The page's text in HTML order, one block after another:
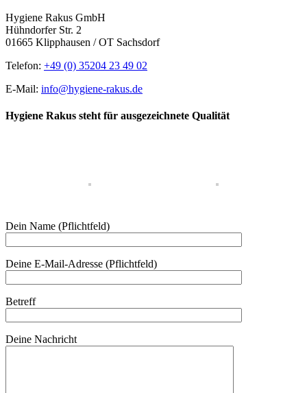
Hygiene Rakus GmbH
Hühndorfer Str. 2
01665 Klipphausen / OT Sachsdorf
Telefon: +49 (0) 35204 23 49 02
E-Mail: info@hygiene-rakus.de
Hygiene Rakus steht für ausgezeichnete Qualität
Dein Name (Pflichtfeld)
Deine E-Mail-Adresse (Pflichtfeld)
Betreff
Deine Nachricht